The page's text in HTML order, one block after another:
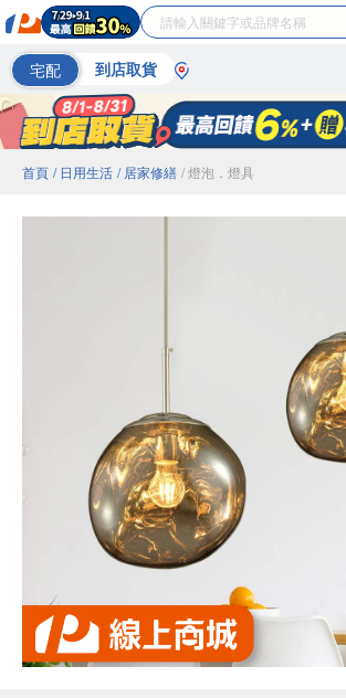
宅配 到店取貨
首頁 / 日用生活 / 居家修繕 / 燈泡．燈具